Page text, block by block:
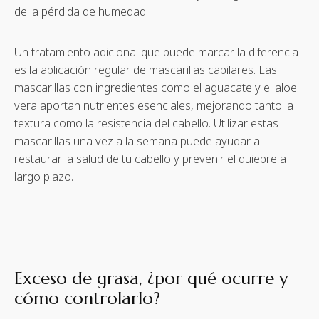
de la pérdida de humedad.
Un tratamiento adicional que puede marcar la diferencia
es la aplicación regular de mascarillas capilares. Las
mascarillas con ingredientes como el aguacate y el aloe
vera aportan nutrientes esenciales, mejorando tanto la
textura como la resistencia del cabello. Utilizar estas
mascarillas una vez a la semana puede ayudar a
restaurar la salud de tu cabello y prevenir el quiebre a
largo plazo.
Exceso de grasa, ¿por qué ocurre y
cómo controlarlo?